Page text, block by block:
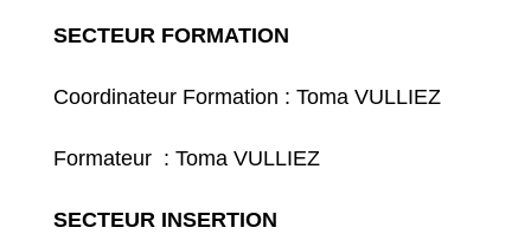
SECTEUR FORMATION
Coordinateur Formation : Toma VULLIEZ
Formateur : Toma VULLIEZ
SECTEUR INSERTION